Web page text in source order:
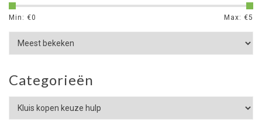
Min: €0 Max: €5
Categorieën